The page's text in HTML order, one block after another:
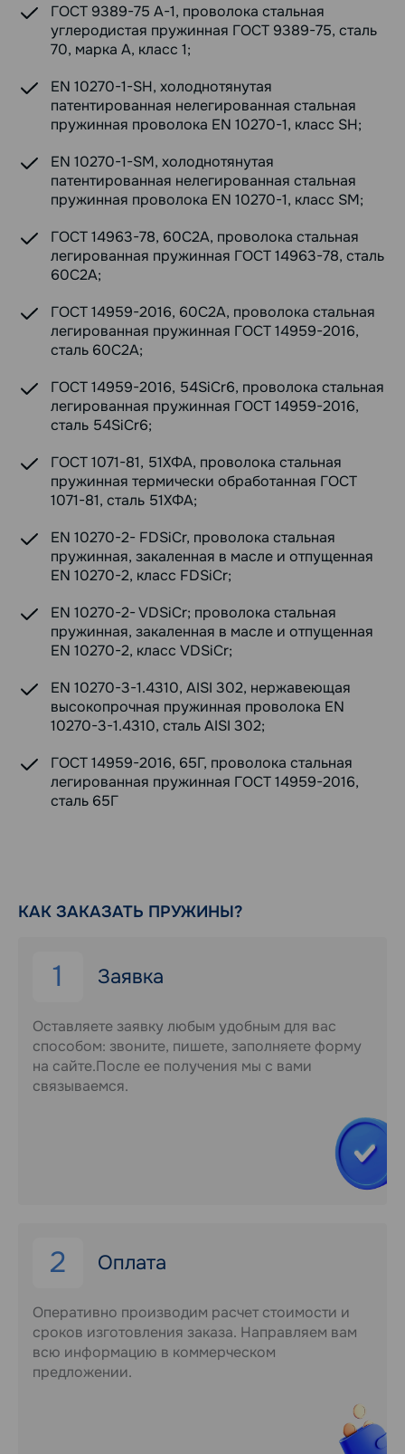
ГОСТ 9389-75 А-1, проволока стальная
углеродистая пружинная ГОСТ 9389-75, сталь
70, марка А, класс 1;
EN 10270-1-SH, холоднотянутая
патентированная нелегированная стальная
пружинная проволока EN 10270-1, класс SH;
EN 10270-1-SM, холоднотянутая
патентированная нелегированная стальная
пружинная проволока EN 10270-1, класс SM;
ГОСТ 14963-78, 60С2А, проволока стальная
легированная пружинная ГОСТ 14963-78, сталь
60С2А;
ГОСТ 14959-2016, 60С2А, проволока стальная
легированная пружинная ГОСТ 14959-2016,
сталь 60С2А;
ГОСТ 14959-2016, 54SiCr6, проволока стальная
легированная пружинная ГОСТ 14959-2016,
сталь 54SiCr6;
ГОСТ 1071-81, 51ХФА, проволока стальная
пружинная термически обработанная ГОСТ
1071-81, сталь 51ХФА;
EN 10270-2- FDSiCr, проволока стальная
пружинная, закаленная в масле и отпущенная
EN 10270-2, класс FDSiCr;
EN 10270-2- VDSiCr; проволока стальная
пружинная, закаленная в масле и отпущенная
EN 10270-2, класс VDSiCr;
EN 10270-3-1.4310, AISI 302, нержавеющая
высокопрочная пружинная проволока EN
10270-3-1.4310, сталь AISI 302;
ГОСТ 14959-2016, 65Г, проволока стальная
легированная пружинная ГОСТ 14959-2016,
сталь 65Г
КАК ЗАКАЗАТЬ ПРУЖИНЫ?
1 Заявка
Оставляете заявку любым удобным для вас
способом: звоните, пишете, заполняете форму
на сайте.После ее получения мы с вами
связываемся.
2 Оплата
Оперативно производим расчет стоимости и
сроков изготовления заказа. Направляем вам
всю информацию в коммерческом
предложении.